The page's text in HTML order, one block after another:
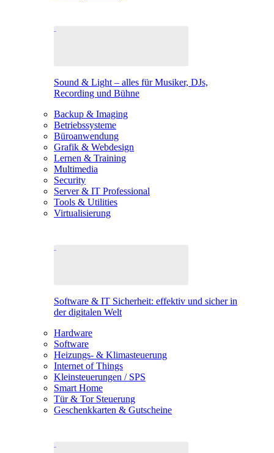
Sound & Light – alles für Musiker, DJs,
Recording und Bühne
Backup & Imaging
Betriebssysteme
Büroanwendung
Grafik & Webdesign
Lernen & Training
Multimedia
Security
Server & IT Professional
Tools & Utilities
Virtualisierung
Software & IT Sicherheit: effektiv und sicher in
der digitalen Welt
Hardware
Software
Heizungs- & Klimasteuerung
Internet of Things
Kleinsteuerungen / SPS
Smart Home
Tür & Tor Steuerung
Geschenkkarten & Gutscheine